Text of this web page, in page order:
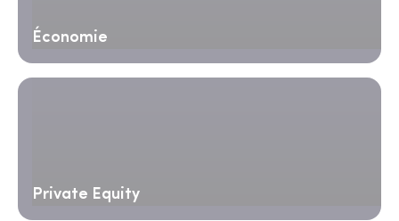
Économie
Private Equity